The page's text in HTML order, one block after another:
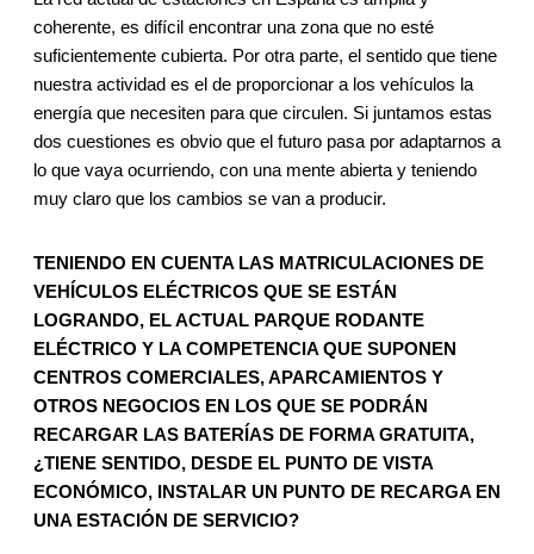
coherente, es difícil encontrar una zona que no esté
suficientemente cubierta. Por otra parte, el sentido que tiene
nuestra actividad es el de proporcionar a los vehículos la
energía que necesiten para que circulen. Si juntamos estas
dos cuestiones es obvio que el futuro pasa por adaptarnos a
lo que vaya ocurriendo, con una mente abierta y teniendo
muy claro que los cambios se van a producir.
TENIENDO EN CUENTA LAS MATRICULACIONES DE
VEHÍCULOS ELÉCTRICOS QUE SE ESTÁN
LOGRANDO, EL ACTUAL PARQUE RODANTE
ELÉCTRICO Y LA COMPETENCIA QUE SUPONEN
CENTROS COMERCIALES, APARCAMIENTOS Y
OTROS NEGOCIOS EN LOS QUE SE PODRÁN
RECARGAR LAS BATERÍAS DE FORMA GRATUITA,
¿TIENE SENTIDO, DESDE EL PUNTO DE VISTA
ECONÓMICO, INSTALAR UN PUNTO DE RECARGA EN
UNA ESTACIÓN DE SERVICIO?